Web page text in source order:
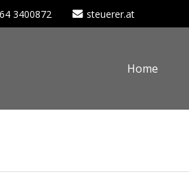
3400872 steuerer.at
Home